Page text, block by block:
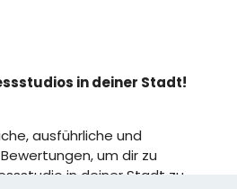
in deiner Stadt!
ausführliche und
um dir zu
in deiner Stadt zu